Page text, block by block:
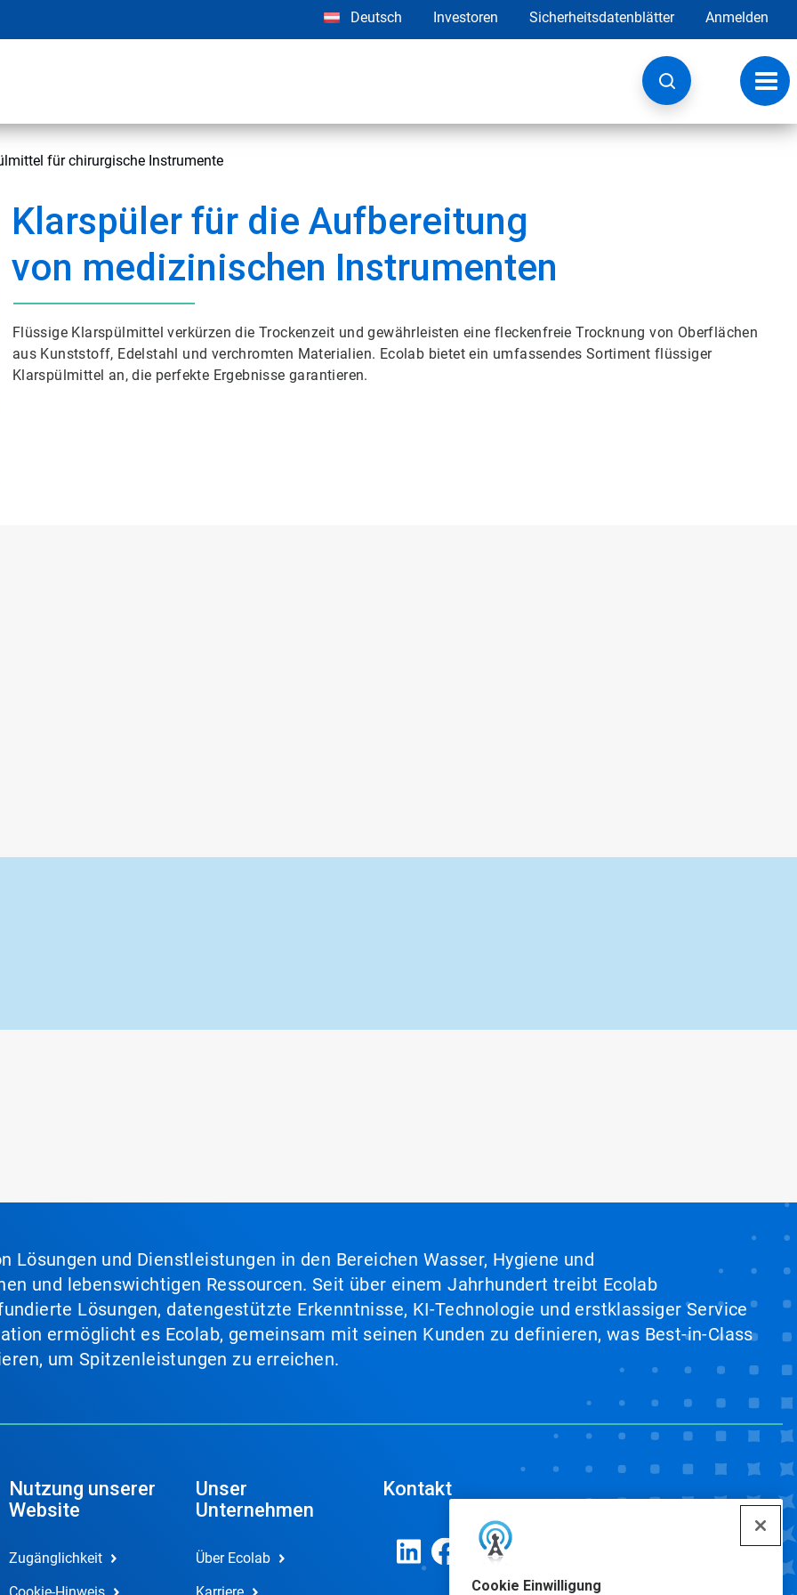
Cookie Einwilligung
Deutsch Investoren Sicherheitsdatenblätter Anmelden
für chirurgische Instrumente
Klarspüler für die Aufbereitung
von medizinischen Instrumenten
Flüssige Klarspülmittel verkürzen die Trockenzeit und gewährleisten eine fleckenfreie Trocknung von Oberflächen
aus Kunststoff, Edelstahl und verchromten Materialien. Ecolab bietet ein umfassendes Sortiment flüssiger
Klarspülmittel an, die perfekte Ergebnisse garantieren.
und Dienstleistungen in den Bereichen Wasser, Hygiene und
und lebenswichtigen Ressourcen. Seit über einem Jahrhundert treibt Ecolab
Lösungen, datengestützte Erkenntnisse, KI-Technologie und erstklassiger Service
ermöglicht es Ecolab, gemeinsam mit seinen Kunden zu definieren, was Best-in-Class
um Spitzenleistungen zu erreichen.
Nutzung unserer
Website
Zugänglichkeit
Unser
Unternehmen
Über Ecolab
Kontakt